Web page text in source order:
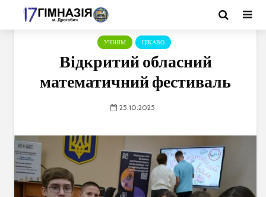
УЧНЯМ ЦІКАВО
Відкритий обласний
математичний фестиваль
25.10.2025